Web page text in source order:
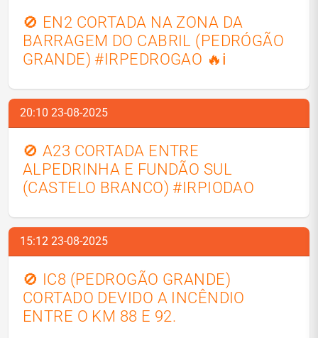
🚫 EN2 CORTADA NA ZONA DA
BARRAGEM DO CABRIL (PEDRÓGÃO
GRANDE) #IRPEDROGAO 🔥ℹ️
20:10 23-08-2025
🚫 A23 CORTADA ENTRE
ALPEDRINHA E FUNDÃO SUL
(CASTELO BRANCO) #IRPIODAO
15:12 23-08-2025
🚫 IC8 (PEDROGÃO GRANDE)
CORTADO DEVIDO A INCÊNDIO
ENTRE O KM 88 E 92.